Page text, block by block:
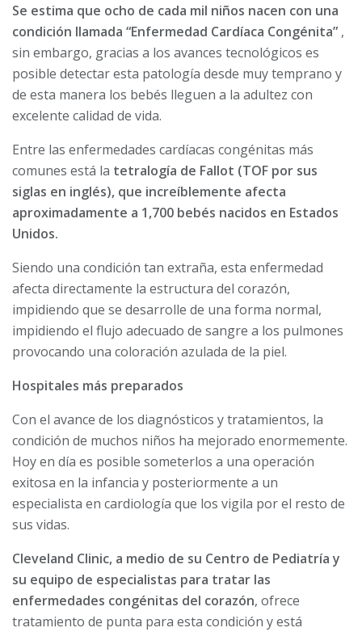
Se estima que ocho de cada mil niños nacen con una
condición llamada “Enfermedad Cardíaca Congénita” ,
sin embargo, gracias a los avances tecnológicos es
posible detectar esta patología desde muy temprano y
de esta manera los bebés lleguen a la adultez con
excelente calidad de vida.
Entre las enfermedades cardíacas congénitas más
comunes está la tetralogía de Fallot (TOF por sus
siglas en inglés), que increíblemente afecta
aproximadamente a 1,700 bebés nacidos en Estados
Unidos.
Siendo una condición tan extraña, esta enfermedad
afecta directamente la estructura del corazón,
impidiendo que se desarrolle de una forma normal,
impidiendo el flujo adecuado de sangre a los pulmones
provocando una coloración azulada de la piel.
Hospitales más preparados
Con el avance de los diagnósticos y tratamientos, la
condición de muchos niños ha mejorado enormemente.
Hoy en día es posible someterlos a una operación
exitosa en la infancia y posteriormente a un
especialista en cardiología que los vigila por el resto de
sus vidas.
Cleveland Clinic, a medio de su Centro de Pediatría y
su equipo de especialistas para tratar las
enfermedades congénitas del corazón, ofrece
tratamiento de punta para esta condición y está